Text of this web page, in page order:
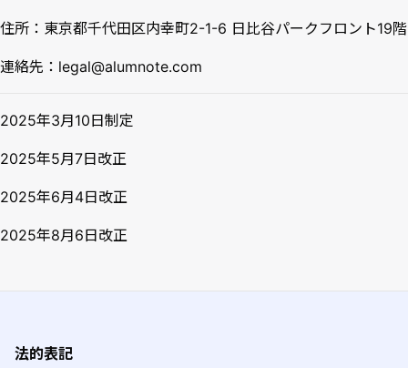
住所：東京都千代田区内幸町2-1-6 日比谷パークフロント19階
連絡先： legal@alumnote.com
2025年3月10日制定
2025年5月7日改正
2025年6月4日改正
2025年8月6日改正
法的表記